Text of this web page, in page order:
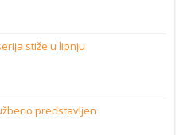
stiže u lipnju
predstavljen